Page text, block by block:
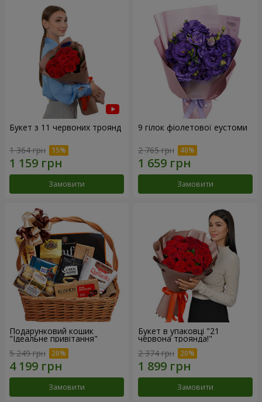
Букет з 11 червоних троянд
1 364 грн
Замовити
9 гілок фіолетової еустоми
2 765 грн
Замовити
Подарунковий кошик
"Ідеальне привітання"
5 249 грн
Замовити
Букет в упаковці "21
червона троянда!"
2 374 грн
Замовити